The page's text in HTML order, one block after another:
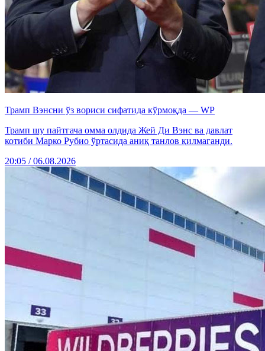
Трамп Вэнсни ўз вориси сифатида кўрмоқда — WP
Трамп шу пайтгача омма олдида Жей Ди Вэнс ва давлат
котиби Марко Рубио ўртасида аниқ танлов қилмаганди.
20:05 / 06.08.2026